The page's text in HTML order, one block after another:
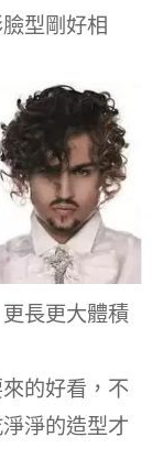
型剛好相
長更大體積
的好看，不
淨的造型才